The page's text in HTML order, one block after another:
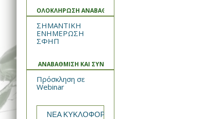
ΟΛΟΚΛΗΡΩΣΗ ΑΝΑΒΑΘΜΙΣΗΣ ΚΑΙ ΣΥΝΤΗΡΗΣΗΣ ΣΥΣΤΗΜΑΤΟΣ
ΣΗΜΑΝΤΙΚΗ
ΕΝΗΜΕΡΩΣΗ
ΣΦΗΠ
ΑΝΑΒΑΘΜΙΣΗ ΚΑΙ ΣΥΝΤΗΡΗΣΗ ΣΥΣΤΗΜΑΤΟΣ
Πρόσκληση σε
Webinar
ΝΕΑ ΚΥΚΛΟΦΟΡΙΑ από την WIN MEDICA Rekomb®